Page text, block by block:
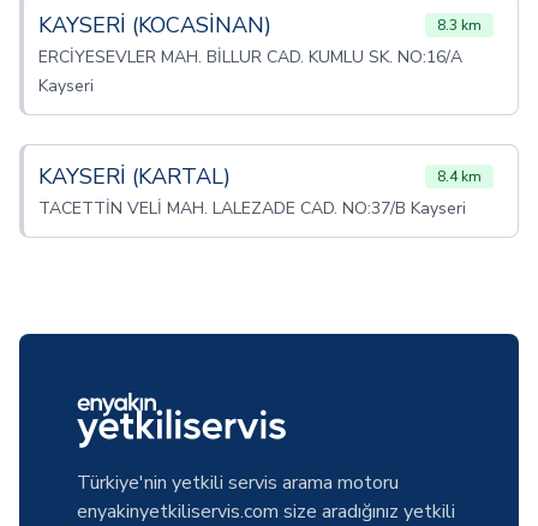
KAYSERİ (KOCASİNAN) 8.3 km
ERCİYESEVLER MAH. BİLLUR CAD. KUMLU SK. NO:16/A
Kayseri
KAYSERİ (KARTAL) 8.4 km
TACETTİN VELİ MAH. LALEZADE CAD. NO:37/B Kayseri
Türkiye'nin yetkili servis arama motoru
enyakinyetkiliservis.com size aradığınız yetkili